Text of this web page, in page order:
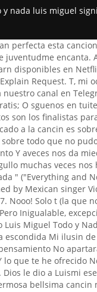
y nada luis miguel
Esta cancin siempre sera una de mis favoritas, tantos recuerdos de adolescente ufffffff . recuerdo que se la dedique a la chica del colegio que me gustaba (siempre ella me rechazaba) pero luego de que la escucho me acepto, yo estaba en las nubes durante esos 6 meses juntos que recuerdos, y por algo tonto discutimos y terminamos. Todo lo que tengo en la vida Mi ternura escondida Mi ilusin de vivir Todo te lo diera contento Porque tu pensamiento No apartaras de m Pero como no mehas querido Y lo que te he ofrecido No te puede importar Muere la esperanza que aoro Pues tenindolo todo Nada te puedo dar Pero como no mehas querido Y lo . Aunque esta cancin, es para mi la mejor de todos los romances. Muy linda cancion me trae muchos recuerdos :(. Aprende esta cancin y muchas mas en acordesweb. @Ferchocharlyjr Fonseca Ramos Milln Iztacalco. una de las mejores novelas sofia y julio eran una pareja muy lindas, Un lujo poder or sus canciones,es nico y con una voz inigualable!lo amo , Te queremos es el mejor lbum del mundo arriba Luis Miguel!!! Msica solo para personas con buen gusto musical . Desde Torren, Coah. No hay nadie que se le compare, porque es un sentimiento fuerte y apegado ms all de que haya pasado el tiempo. Iniciar sesin. Luis Miguel, gracias por tus canciones, puro sentimiento, belleza, sos eterno. Segundo romance conocido tambin como Romance II es el dcimo lbum de estudio del cantante mexicano Luis Miguel, lanzado el 30 de agosto de 1994 por el sello WEA Latina.Se trata de la continuacin de Romance, su disco lanzado en 1991, y cuenta con once versiones de baladas latinas que fueron publicadas entre 1934 y 1993. "Hay muchas fallas en toda la mierda que ha tirado del Liverpool Miguel Delaney. Excelente voz. Get instant explanation for any lyrics that hits you anywhere on the web! "Muere la esperanza que aor, pues tenindolo todo, nada te puedo dar" Belleza de palabras en la mejor voz! Ahora, con bombas como esta Team Tubeless de PRO sto tambin se aplica a ese momento en el que toca talonar las ruedas de nuestros neumticos tubeless. Test your MusicIQ here! Muere Alegra y tristeza sentimientos encontrados, aos esperando lo que nunca va a llegar, dios de mil maneras te dijo No es para ti !! Muere la esperanza que aoro Pues tenindolo todo Nada te puedo dar. Y 20 aos, Que hermoso tema todo y nada de Luis Miguel chica muchas gracias besos , Pues tenindolo todo nada te puedo dar, Esta cancin lo colocaron para una novela lo recuerdo bien, Un da me pas una experiencia muy desagradableY me sent tan identificado con esta cancin. T, mi eternamente t Sin ti Es intil vivir Como intil ser El quererte olvidar. Luis Miguel. Todo te lo diera contento Porque tu pensamiento No apartaras de m. Esperamos que te sea de gran utilidad estos midis y karaokes, hay miles y miles. Intro: E G#7 C#m A B7 (2) E* (4) E Am* E* G#7 Todo lo que tengo en la vida C#m C#m* Cm* Bm* Mi ternura escondida E7* A (Mi ilusin de vivir) Am D7 E C#7 Todo te lo diera contento F#m F#7 Porque tu pensamiento B7* C7* B7* No apartaras de mi aaah E Am* E* G#7 Pero como no me has querido C#m C#m* Cm* Bm* Y lo que te he . ufff que voz tenia LUIS MIGUEL en esa epoca, auque sigue cantando excelente ya no es como antes. Comercio. Canta y escucha la letra de Todo y Nada de Luis Miguel. Y todo lo que el canta es hermoso , Luis Miguel: Patrimonio Universal de la Humanidad. Y lo que te he ofrecido En esa lnea, "Cheto" agreg que "ahora, indudablemente, con